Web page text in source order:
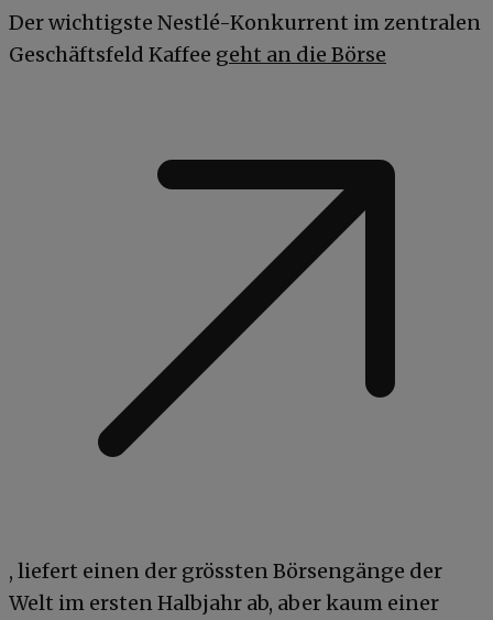
Der wichtigste Nestlé-Konkurrent im zentralen
Geschäftsfeld Kaffee geht an die Börse
, liefert einen der grössten Börsengänge der
Welt im ersten Halbjahr ab, aber kaum einer